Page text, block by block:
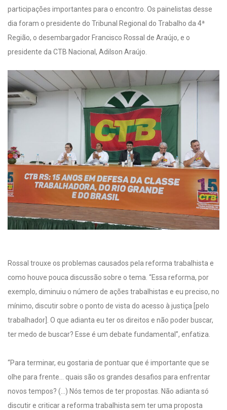
participações importantes para o encontro. Os painelistas desse
dia foram o presidente do Tribunal Regional do Trabalho da 4ª
Região, o desembargador Francisco Rossal de Araújo, e o
presidente da CTB Nacional, Adilson Araújo.
Rossal trouxe os problemas causados pela reforma trabalhista e
como houve pouca discussão sobre o tema. “Essa reforma, por
exemplo, diminuiu o número de ações trabalhistas e eu preciso, no
mínimo, discutir sobre o ponto de vista do acesso à justiça [pelo
trabalhador]. O que adianta eu ter os direitos e não poder buscar,
ter medo de buscar? Esse é um debate fundamental”, enfatiza.
“Para terminar, eu gostaria de pontuar que é importante que se
olhe para frente… quais são os grandes desafios para enfrentar
novos tempos? (…) Nós temos de ter propostas. Não adianta só
discutir e criticar a reforma trabalhista sem ter uma proposta